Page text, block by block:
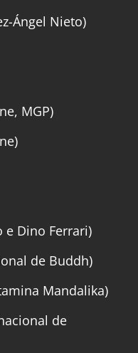
Ángel Nieto)
MGP)
e Dino Ferrari)
de Buddh)
Mandalika)
de